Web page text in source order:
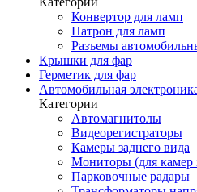
Конвертор для ламп
Патрон для ламп
Разъемы
Крышки для фар
Герметик для фар
Автомобильная
Категории
Автомагнитолы
Видеорегистраторы
Камеры заднего вида
Мониторы (для камер
Парковочные радары